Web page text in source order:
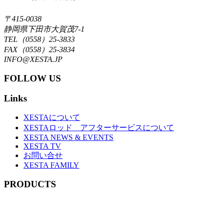
〒415-0038
静岡県下田市大賀茂7-1
TEL（0558）25-3833
FAX（0558）25-3834
INFO@XESTA.JP
FOLLOW US
Links
XESTAについて
XESTAロッド アフターサービスについて
XESTA NEWS & EVENTS
XESTA TV
お問い合せ
XESTA FAMILY
PRODUCTS